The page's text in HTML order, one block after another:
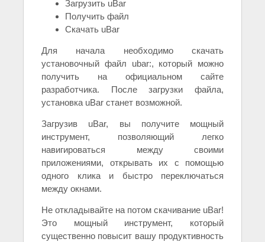
Загрузить uBar
Получить файл
Скачать uBar
Для начала необходимо скачать
установочный файл ubar:, который можно
получить на официальном сайте
разработчика. После загрузки файла,
установка uBar станет возможной.
Загрузив uBar, вы получите мощный
инструмент, позволяющий легко
навигироваться между своими
приложениями, открывать их с помощью
одного клика и быстро переключаться
между окнами.
Не откладывайте на потом скачивание uBar!
Это мощный инструмент, который
существенно повысит вашу продуктивность